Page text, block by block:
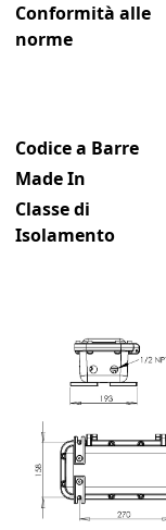
Conformità alle
norme
Codice a Barre
Made In
Classe di
Isolamento